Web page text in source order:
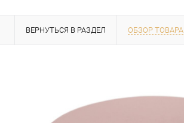
ВЕРНУТЬСЯ В РАЗДЕЛ ОБЗОР ТОВАРА